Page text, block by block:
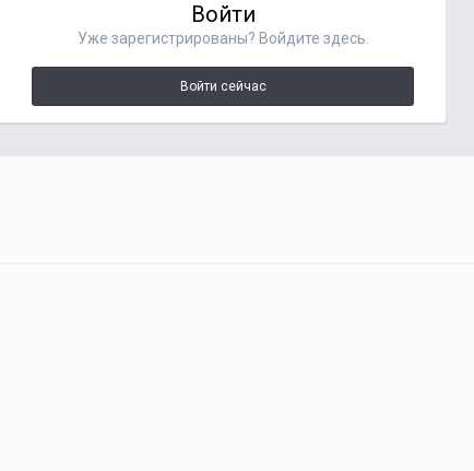
Войти
Уже зарегистрированы? Войдите здесь.
Войти сейчас